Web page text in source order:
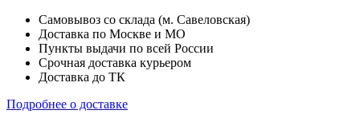
Самовывоз со склада (м. Савеловская)
Доставка по Москве и МО
Пункты выдачи по всей России
Срочная доставка курьером
Доставка до ТК
Подробнее о доставке